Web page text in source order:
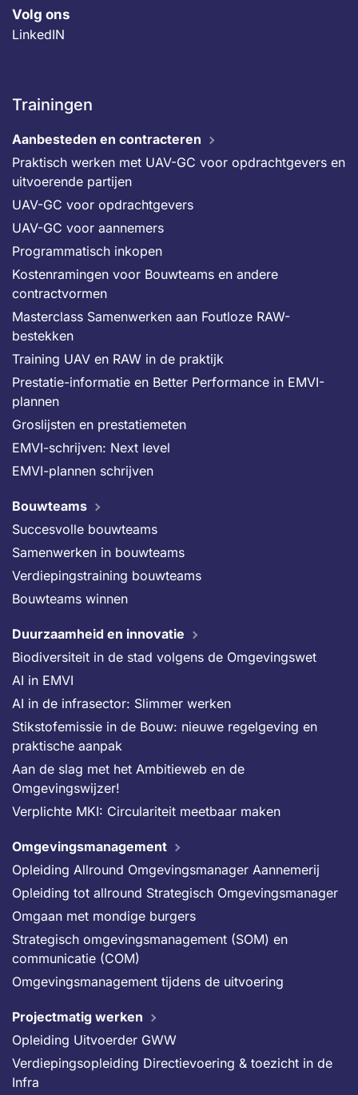
Volg ons
LinkedIN
Trainingen
Aanbesteden en contracteren
Praktisch werken met UAV-GC voor opdrachtgevers en
uitvoerende partijen
UAV-GC voor opdrachtgevers
UAV-GC voor aannemers
Programmatisch inkopen
Kostenramingen voor Bouwteams en andere
contractvormen
Masterclass Samenwerken aan Foutloze RAW-
bestekken
Training UAV en RAW in de praktijk
Prestatie-informatie en Better Performance in EMVI-
plannen
Groslijsten en prestatiemeten
EMVI-schrijven: Next level
EMVI-plannen schrijven
Bouwteams
Succesvolle bouwteams
Samenwerken in bouwteams
Verdiepingstraining bouwteams
Bouwteams winnen
Duurzaamheid en innovatie
Biodiversiteit in de stad volgens de Omgevingswet
AI in EMVI
AI in de infrasector: Slimmer werken
Stikstofemissie in de Bouw: nieuwe regelgeving en
praktische aanpak
Aan de slag met het Ambitieweb en de
Omgevingswijzer!
Verplichte MKI: Circulariteit meetbaar maken
Omgevingsmanagement
Opleiding Allround Omgevingsmanager Aannemerij
Opleiding tot allround Strategisch Omgevingsmanager
Omgaan met mondige burgers
Strategisch omgevingsmanagement (SOM) en
communicatie (COM)
Omgevingsmanagement tijdens de uitvoering
Projectmatig werken
Opleiding Uitvoerder GWW
Verdiepingsopleiding Directievoering & toezicht in de
Infra